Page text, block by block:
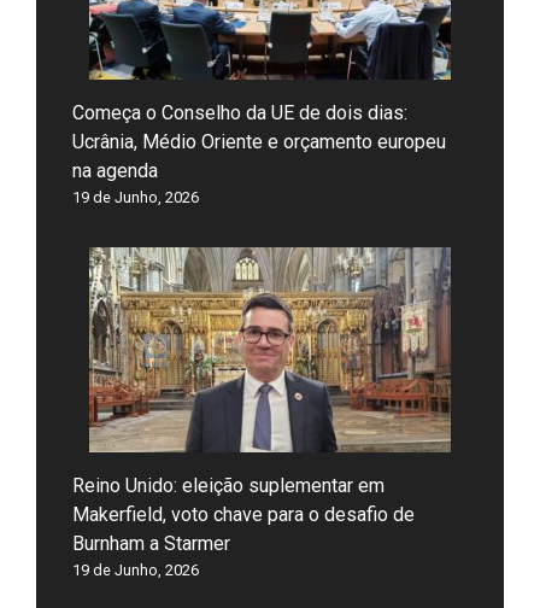
Começa o Conselho da UE de dois dias:
Ucrânia, Médio Oriente e orçamento europeu
na agenda
19 de Junho, 2026
Reino Unido: eleição suplementar em
Makerfield, voto chave para o desafio de
Burnham a Starmer
19 de Junho, 2026